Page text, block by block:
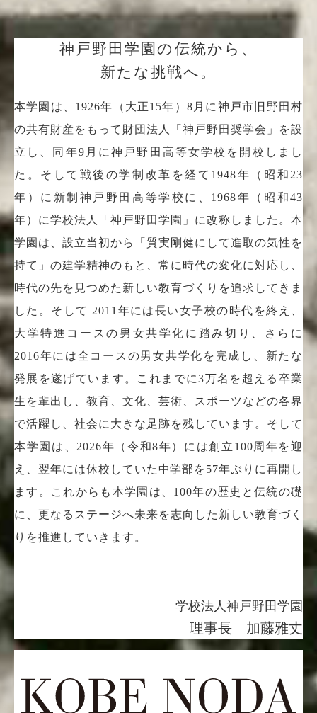
神戸野田学園の伝統から、
新たな挑戦へ。
本学園は、1926年（大正15年）8月に神戸市旧野田村
の共有財産をもって財団法人「神戸野田奨学会」を設
立し、同年9月に神戸野田高等女学校を開校しまし
た。そして戦後の学制改革を経て1948年（昭和23
年）に新制神戸野田高等学校に、1968年（昭和43
年）に学校法人「神戸野田学園」に改称しました。本
学園は、設立当初から「質実剛健にして進取の気性を
持て」の建学精神のもと、常に時代の変化に対応し、
時代の先を見つめた新しい教育づくりを追求してきま
した。そして 2011年には長い女子校の時代を終え、
大学特進コースの男女共学化に踏み切り、さらに
2016年には全コースの男女共学化を完成し、新たな
発展を遂げています。これまでに3万名を超える卒業
生を輩出し、教育、文化、芸術、スポーツなどの各界
で活躍し、社会に大きな足跡を残しています。そして
本学園は、2026年（令和8年）には創立100周年を迎
え、翌年には休校していた中学部を57年ぶりに再開し
ます。これからも本学園は、100年の歴史と伝統の礎
に、更なるステージへ未来を志向した新しい教育づく
りを推進していきます。
学校法人神戸野田学園
理事長 加藤雅丈